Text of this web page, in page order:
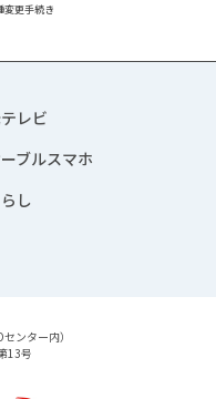
変更手続き
レビ
ブルスマホ
し
ンター内）
13号